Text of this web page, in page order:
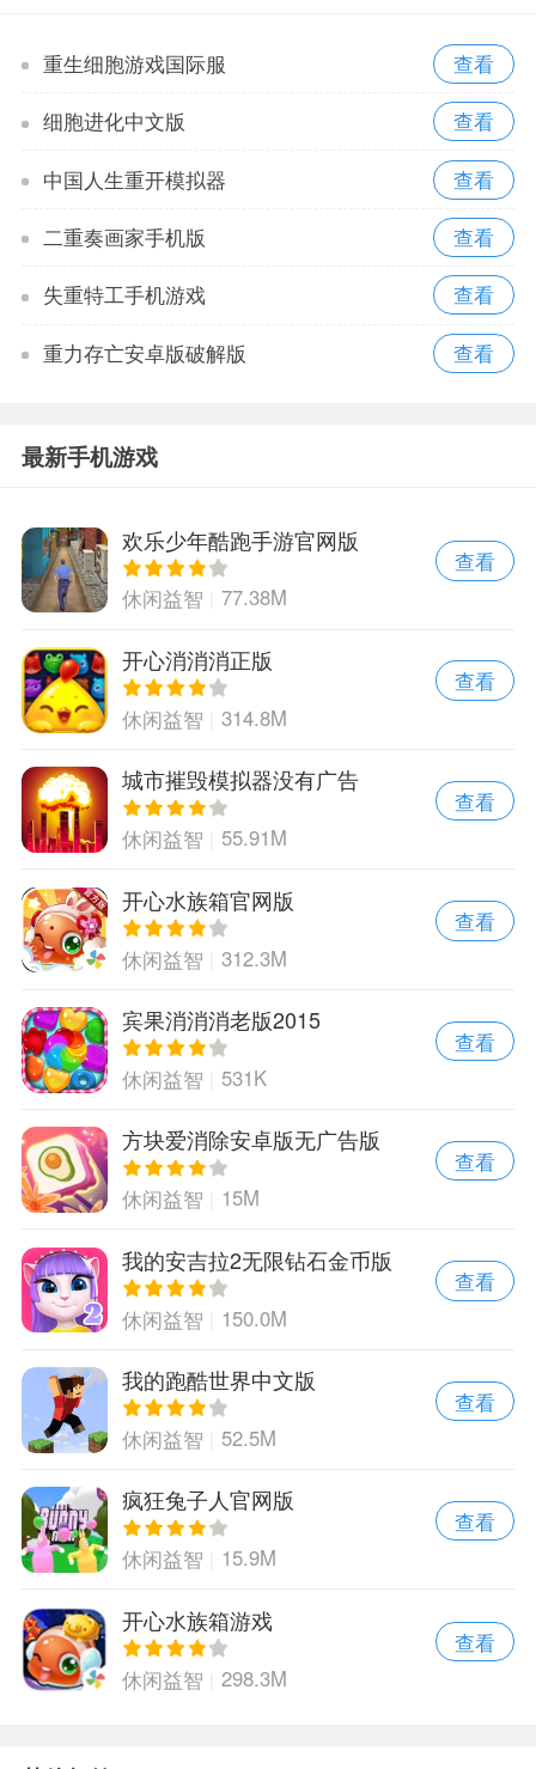
重生细胞游戏国际服
细胞进化中文版
中国人生重开模拟器
二重奏画家手机版
失重特工手机游戏
重力存亡安卓版破解版
最新手机游戏
欢乐少年酷跑手游官网版
休闲益智 77.38M
查看
开心消消消正版
休闲益智 314.8M
查看
城市摧毁模拟器没有广告
休闲益智 55.91M
查看
开心水族箱官网版
休闲益智 312.3M
查看
宾果消消消老版2015
休闲益智 531K
查看
方块爱消除安卓版无广告版
休闲益智 15M
查看
我的安吉拉2无限钻石金币版
休闲益智 150.0M
查看
我的跑酷世界中文版
休闲益智 52.5M
查看
疯狂兔子人官网版
休闲益智 15.9M
查看
开心水族箱游戏
休闲益智 298.3M
查看